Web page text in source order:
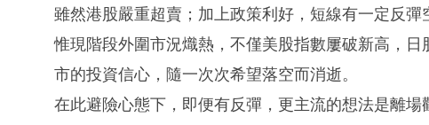
雖然港股嚴重超賣；加上政策利好，短線有一定反彈
惟現階段外圍市況熾熱，不僅美股指數屢破新高，
市的投資信心，隨一次次希望落空而消逝。
在此避險心態下，即便有反彈，更主流的想法是離